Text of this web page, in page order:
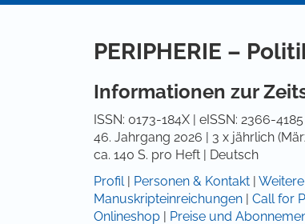
PERIPHERIE –
Informationen zur
ISSN: 0173-184X | eISSN: 2366-4185
46. Jahrgang 2026 | 3 x jährlich
ca. 140 S. pro Heft | Deutsch
Profil| Personen & Kontakt |
Manuskripteinreichungen | Call for
Onlineshop | Preise und